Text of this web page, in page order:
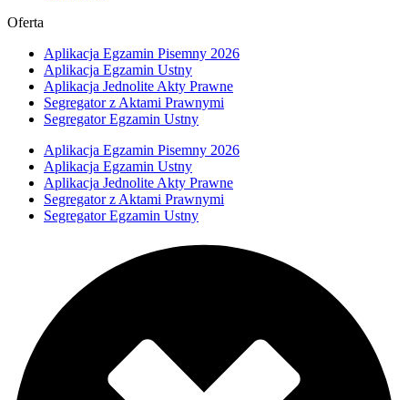
Oferta
Aplikacja Egzamin Pisemny 2026
Aplikacja Egzamin Ustny
Aplikacja Jednolite Akty Prawne
Segregator z Aktami Prawnymi
Segregator Egzamin Ustny
Aplikacja Egzamin Pisemny 2026
Aplikacja Egzamin Ustny
Aplikacja Jednolite Akty Prawne
Segregator z Aktami Prawnymi
Segregator Egzamin Ustny